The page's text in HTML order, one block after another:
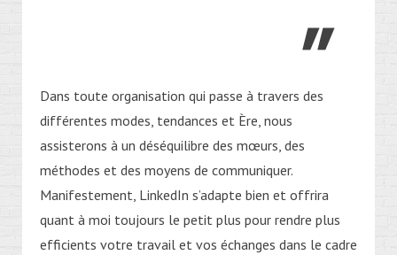
Dans toute organisation qui passe à travers des
différentes modes, tendances et Ère, nous
assisterons à un déséquilibre des mœurs, des
méthodes et des moyens de communiquer.
Manifestement, LinkedIn s’adapte bien et offrira
quant à moi toujours le petit plus pour rendre plus
efficients votre travail et vos échanges dans le cadre